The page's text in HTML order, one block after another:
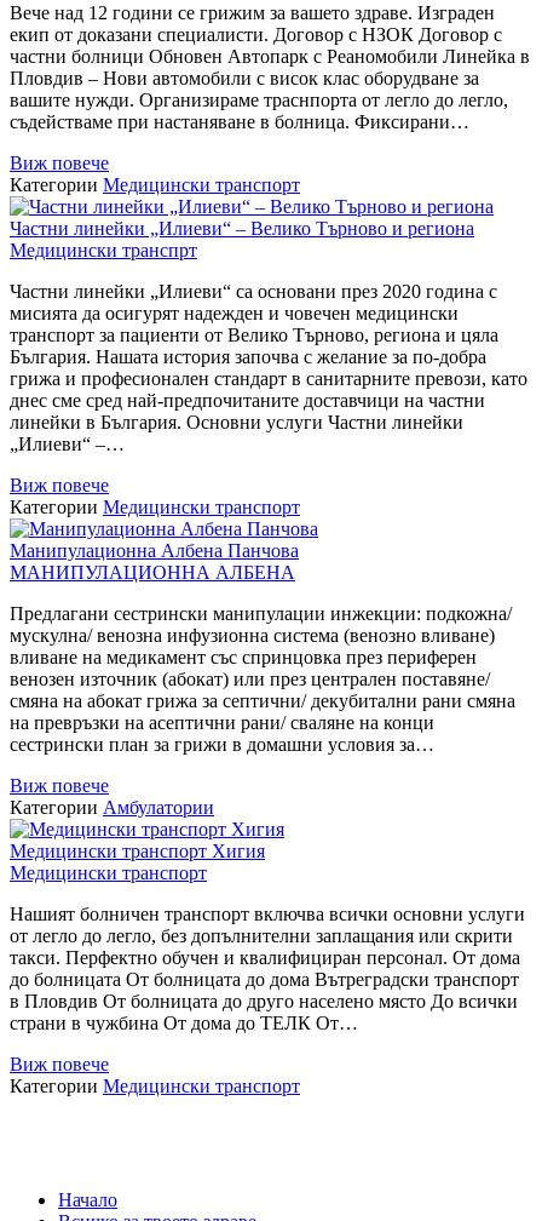
Вече над 12 години се грижим за вашето здраве. Изграден
екип от доказани специалисти. Договор с НЗОК Договор с
частни болници Обновен Автопарк с Реаномобили Линейка в
Пловдив – Нови автомобили с висок клас оборудване за
вашите нужди. Организираме траснпорта от легло до легло,
съдействаме при настаняване в болница. Фиксирани…
Виж повече
Категории Медицински транспорт
Частни линейки „Илиеви“ – Велико Търново и региона
Медицински транспрт
Частни линейки „Илиеви“ са основани през 2020 година с
мисията да осигурят надежден и човечен медицински
транспорт за пациенти от Велико Търново, региона и цяла
България. Нашата история започва с желание за по-добра
грижа и професионален стандарт в санитарните превози, като
днес сме сред най-предпочитаните доставчици на частни
линейки в България. Основни услуги Частни линейки
„Илиеви“ –…
Виж повече
Категории Медицински транспорт
Манипулационна Албена Панчова
МАНИПУЛАЦИОННА АЛБЕНА
Предлагани сестрински манипулации инжекции: подкожна/
мускулна/ венозна инфузионна система (венозно вливане)
вливане на медикамент със спринцовка през периферен
венозен източник (абокат) или през централен поставяне/
смяна на абокат грижа за септични/ декубитални рани смяна
на превръзки на асептични рани/ сваляне на конци
сестрински план за грижи в домашни условия за…
Виж повече
Категории Амбулатории
Медицински транспорт Хигия
Медицински транспорт
Нашият болничен транспорт включва всички основни услуги
от легло до легло, без допълнителни заплащания или скрити
такси. Перфектно обучен и квалифициран персонал. От дома
до болницата От болницата до дома Вътреградски транспорт
в Пловдив От болницата до друго населено място До всички
страни в чужбина От дома до ТЕЛК От…
Виж повече
Категории Медицински транспорт
Начало